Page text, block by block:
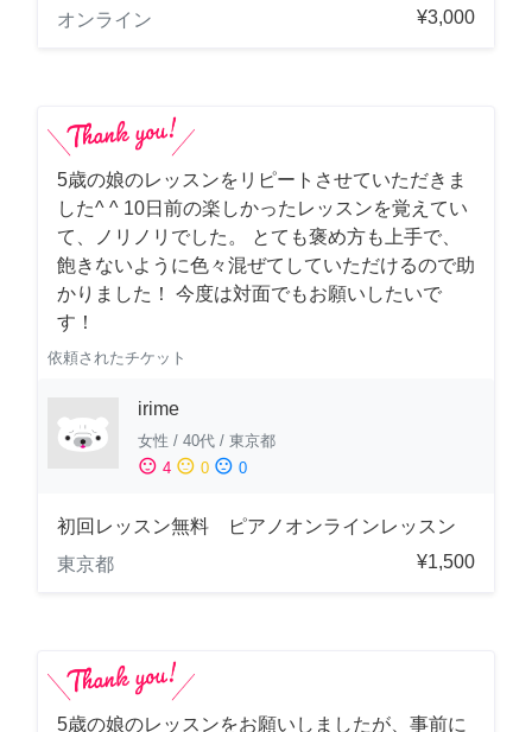
オンライン
¥3,000
5歳の娘のレッスンをリピートさせていただきま
した^ ^ 10日前の楽しかったレッスンを覚えてい
て、ノリノリでした。 とても褒め方も上手で、
飽きないように色々混ぜてしていただけるので助
かりました！ 今度は対面でもお願いしたいで
す！
依頼されたチケット
irime
女性 / 40代 / 東京都
sentiment_satisfied 4 sentiment_neutral 0 sentiment_dissatisfied 0
初回レッスン無料 ピアノオンラインレッスン
東京都
¥1,500
5歳の娘のレッスンをお願いしましたが、事前に